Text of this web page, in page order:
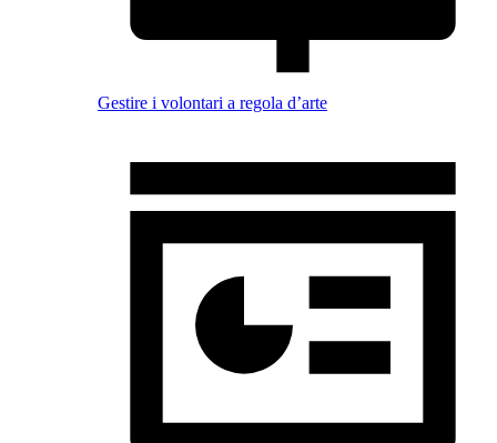
Gestire i volontari a regola d’arte